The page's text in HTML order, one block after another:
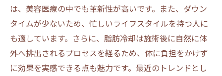
脂肪冷却で得た体型を維持するための工夫
脂肪冷却による期待される長期的な変化
脂肪冷却を選ぶ理由大阪市での施術体験談
大阪市で脂肪冷却を試した人の体験談
は、美容医療の中でも革新性が高いです。また、ダウン
タイムが少ないため、忙しいライフスタイルを持つ人に
も適しています。さらに、脂肪冷却は施術後に自然に体
外へ排出されるプロセスを経るため、体に負担をかけず
に効果を実感できる点も魅力です。最近のトレンドとし